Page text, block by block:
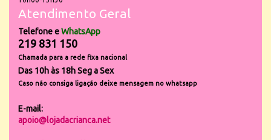
Atendimento Geral
Telefone eWhatsApp
219 831 150
Chamada para a rede fixa nacional
Das 10h às 18h Seg a Sex
Caso não consiga ligação deixe mensagem no whatsapp
E-mail:
apoio@lojadacrianca.net